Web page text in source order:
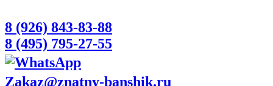
8 (926) 843-83-88
8 (495) 795-27-55
Zakaz@znatny-banshik.ru